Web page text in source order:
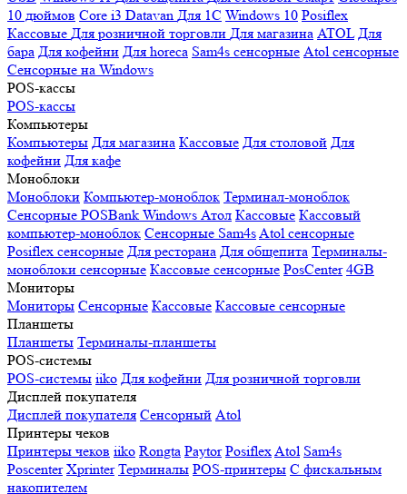
10 дюймов Core i3 Datavan Для 1С Windows 10 Posiflex
Кассовые Для розничной торговли Для магазина ATOL Для
бара Для кофейни Для horeca Sam4s сенсорные Atol сенсорные
Сенсорные на Windows
POS-кассы
POS-кассы
Компьютеры
Компьютеры Для магазина Кассовые Для столовой Для
кофейни Для кафе
Моноблоки
Моноблоки Компьютер-моноблок Терминал-моноблок
Сенсорные POSBank Windows Атол Кассовые Кассовый
компьютер-моноблок Сенсорные Sam4sAtol сенсорные
Posiflex сенсорные Для ресторана Для общепита Терминалы-
моноблоки сенсорные Кассовые сенсорные PosCenter 4GB
Мониторы
Мониторы Сенсорные Кассовые Кассовые сенсорные
Планшеты
Планшеты Терминалы-планшеты
POS-системы
POS-системы iiko Для кофейни Для розничной торговли
Дисплей покупателя
Дисплей покупателя Сенсорный Atol
Принтеры чеков
Принтеры чеков iiko Rongta Paytor PosiflexAtol Sam4s
Poscenter Xprinter Терминалы POS-принтеры С фискальным
накопителем